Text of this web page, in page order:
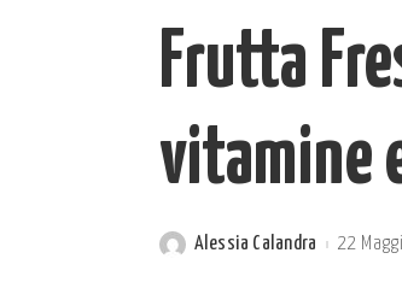
Frutta
vitamine
PostedAlessia Calandra 22